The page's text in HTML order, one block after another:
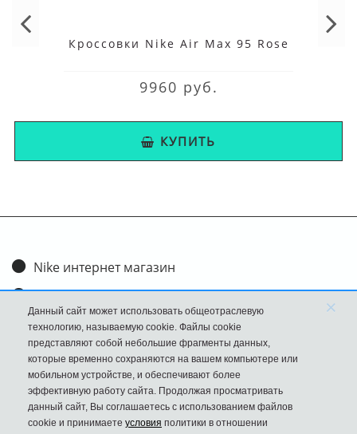
Кроссовки Nike Air Max 95 Rose
9960 руб.
КУПИТЬ
Nike интернет магазин
Доставка и оплата
Обмен и возврат
Размеры
FAQ
Новости
Данный сайт может использовать общеотраслевую
технологию, называемую cookie. Файлы cookie
представляют собой небольшие фрагменты данных,
которые временно сохраняются на вашем компьютере или
мобильном устройстве, и обеспечивают более
эффективную работу сайта. Продолжая просматривать
данный сайт, Вы соглашаетесь с использованием файлов
cookie и принимаете условия политики в отношении
×